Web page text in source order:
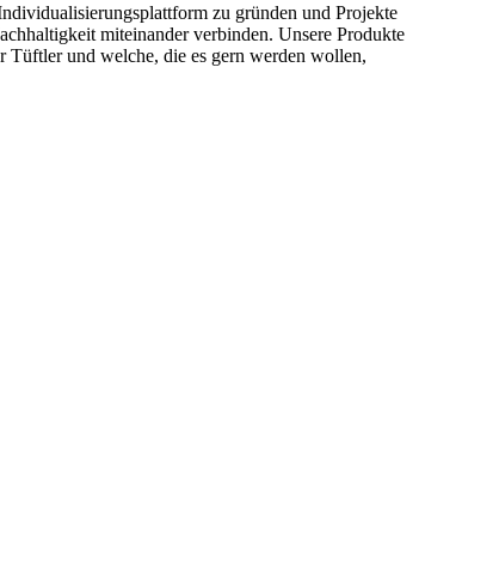
zu gründen und Projekte
miteinander verbinden. Unsere Produkte
Tüftler und welche, die es gern werden wollen,